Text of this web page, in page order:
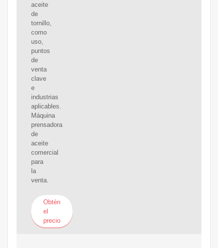
aceite
de
tornillo,
como
uso,
puntos
de
venta
clave
e
industrias
aplicables.
Máquina
prensadora
de
aceite
comercial
para
la
venta.
Obtén
el
precio